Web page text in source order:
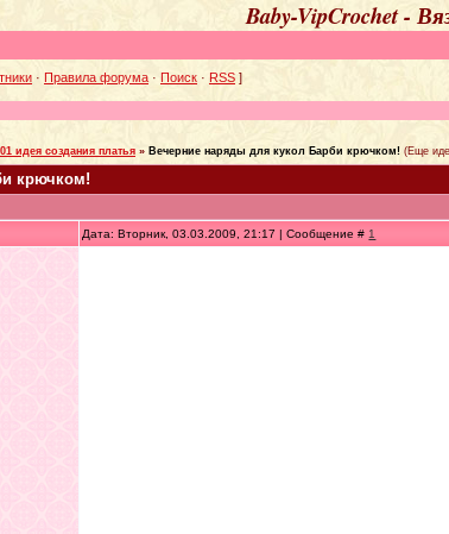
Baby-VipCrochet -
· Правила форума · Поиск · RSS ]
идея создания платья » Вечерние наряды для кукол Барби крючком! (Еще
крючком!
Дата: Вторник, 03.03.2009, 21:17 | Сообщение # 1